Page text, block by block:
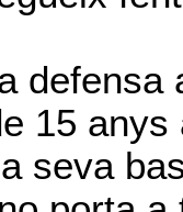
defensa
15
seva